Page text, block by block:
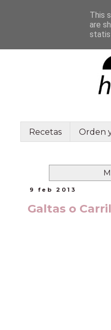
Recetas Orden
9 feb 2013
Galtas o
This
are